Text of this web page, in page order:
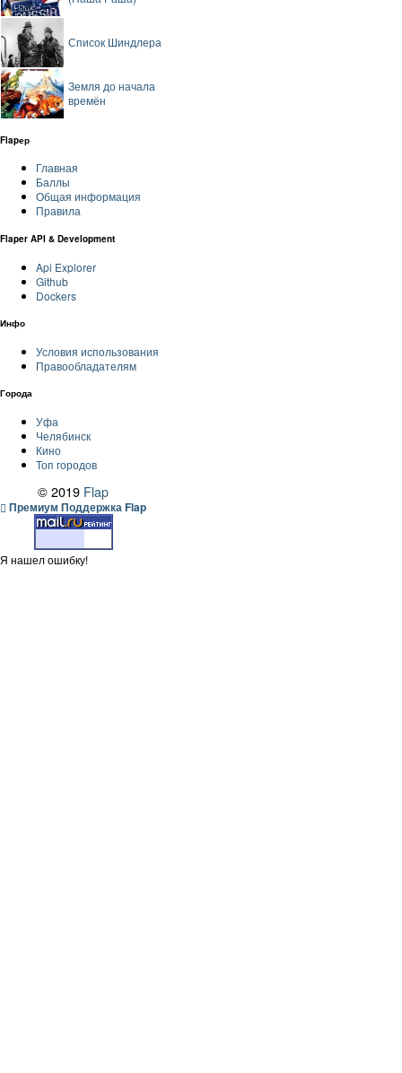
Список Шиндлера
Земля до начала
времён
Flapер
Главная
Баллы
Общая информация
Правила
Flaper API & Development
Api Explorer
Github
Dockers
Инфо
Условия использования
Правообладателям
Города
Уфа
Челябинск
Кино
Топ городов
© 2019 Flap
Премиум Поддержка Flap
Я нашел ошибку!